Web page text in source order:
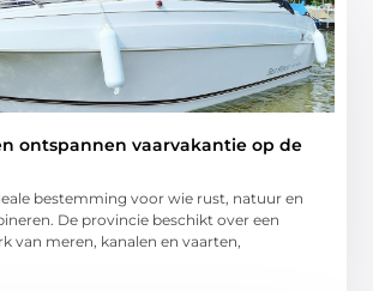
ontspannen vaarvakantie op de
bestemming voor wie rust, natuur en
De provincie beschikt over een
van meren, kanalen en vaarten,